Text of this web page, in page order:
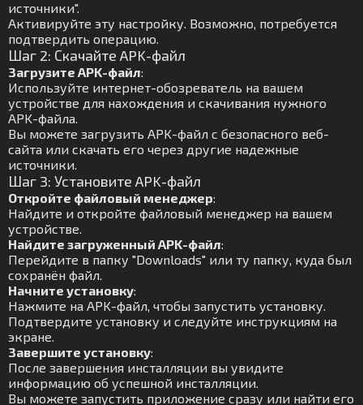
источники".
Активируйте эту настройку. Возможно, потребуется
подтвердить операцию.
Шаг 2: Скачайте APK-файл
Загрузите APK-файл:
Используйте интернет-обозреватель на вашем
устройстве для нахождения и скачивания нужного
APK-файла.
Вы можете загрузить APK-файл с безопасного веб-
сайта или скачать его через другие надежные
источники.
Шаг 3: Установите APK-файл
Откройте файловый менеджер:
Найдите и откройте файловый менеджер на вашем
устройстве.
Найдите загруженный APK-файл:
Перейдите в папку "Downloads" или ту папку, куда был
сохранён файл.
Начните установку:
Нажмите на APK-файл, чтобы запустить установку.
Подтвердите установку и следуйте инструкциям на
экране.
Завершите установку:
После завершения инсталляции вы увидите
информацию об успешной инсталляции.
Вы можете запустить приложение сразу или найти его